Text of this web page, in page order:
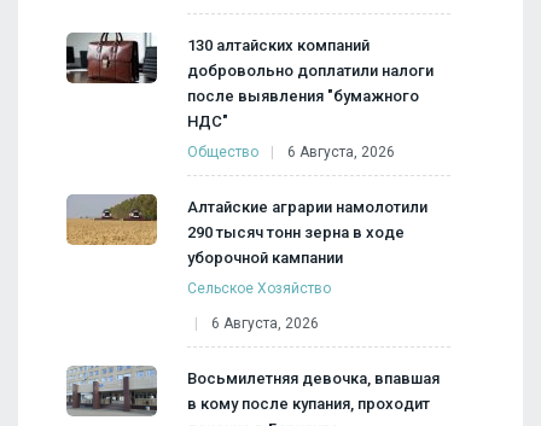
130 алтайских компаний
добровольно доплатили налоги
после выявления "бумажного
НДС"
Общество 6 Августа, 2026
Алтайские аграрии намолотили
290 тысяч тонн зерна в ходе
уборочной кампании
Сельское Хозяйство
6 Августа, 2026
Восьмилетняя девочка, впавшая
в кому после купания, проходит